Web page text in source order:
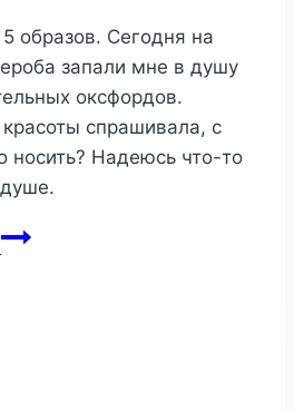
образов. Сегодня на
запали мне в душу
оксфордов.
красоты спрашивала, с
носить? Надеюсь что-то
Рациональный